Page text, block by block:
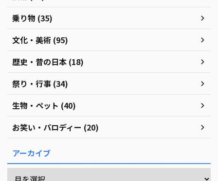
乗り物 (35)
文化・美術 (95)
歴史・昔の日本 (18)
祭り・行事 (34)
生物・ペット (40)
お笑い・パロディー (20)
アーカイブ